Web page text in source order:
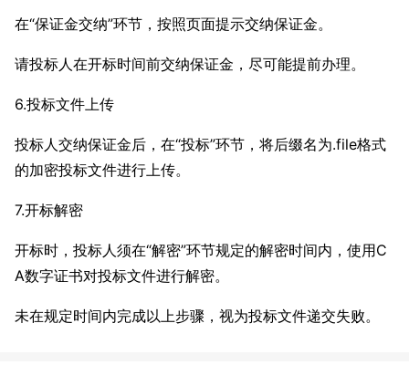
在“保证金交纳”环节，按照页面提示交纳保证金。
请投标人在开标时间前交纳保证金，尽可能提前办理。
6.投标文件上传
投标人交纳保证金后，在“投标”环节，将后缀名为.file格式
的加密投标文件进行上传。
7.开标解密
开标时，投标人须在“解密”环节规定的解密时间内，使用C
A数字证书对投标文件进行解密。
未在规定时间内完成以上步骤，视为投标文件递交失败。